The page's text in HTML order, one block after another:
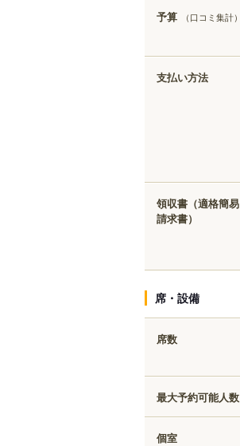
予算 （口コミ集計）
支払い方法
領収書（適格簡易
請求書）
席・設備
席数
最大予約可能人数
個室